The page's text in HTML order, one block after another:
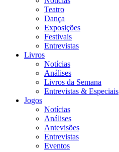
Teatro
Dança
Exposições
Festivais
Entrevistas
Livros
Notícias
Análises
Livros da Semana
Entrevistas & Especiais
Jogos
Notícias
Análises
Antevisões
Entrevistas
Eventos